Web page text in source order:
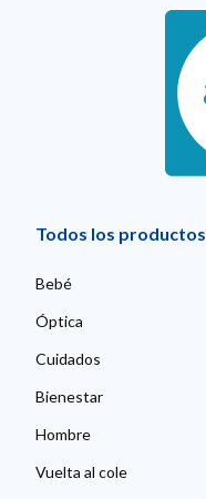
Todos los productos
Bebé
Óptica
Cuidados
Bienestar
Hombre
Vuelta al cole